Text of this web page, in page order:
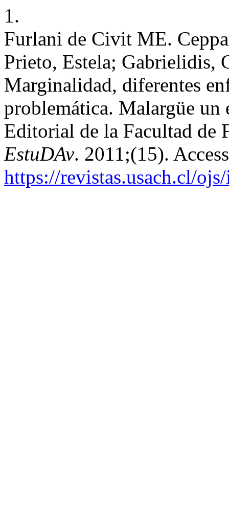
1.
Furlani de Civit ME.
Prieto, Estela; Gabrielidis,
Marginalidad, diferentes
problemática. Malargüe
Editorial de la Facultad de
EstuDAv. 2011;(15).
https://revistas.usach.cl/